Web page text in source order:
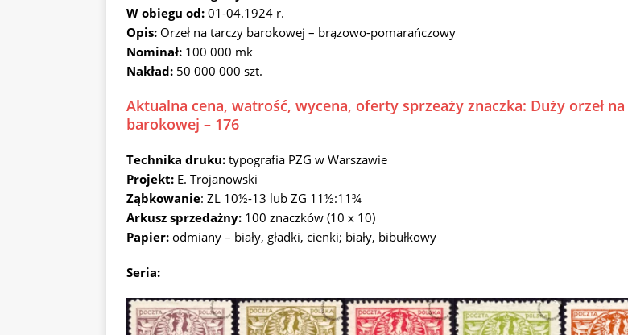
W obiegu od: 01-04.1924 r.
Opis: Orzeł na tarczy barokowej – brązowo-pomarańczowy
Nominał: 100 000 mk
Nakład: 50 000 000 szt.
Aktualna cena, watrość, wycena, oferty sprzeaży znaczka: Duży orzeł
barokowej – 176
Technika druku: typografia PZG w Warszawie
Projekt: E. Trojanowski
Ząbkowanie: ZL 10½-13 lub ZG 11½:11¾
Arkusz sprzedażny: 100 znaczków (10 x 10)
Papier: odmiany – biały, gładki, cienki; biały, bibułkowy
Seria: